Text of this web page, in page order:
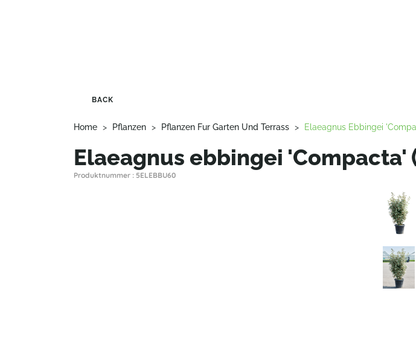
BACK
Home > Pflanzen > Pflanzen Fur Garten Und Terrass > Elaeagnus Ebbingei
Elaeagnus ebbingei 'Compacta'
Produktnummer : 5ELEBBU60